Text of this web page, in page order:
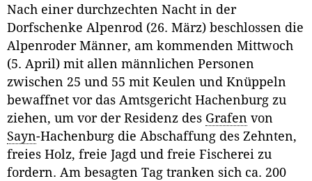
Nach einer durchzechten Nacht in der
Dorfschenke Alpenrod (26. März) beschlossen die
Alpenroder Männer, am kommenden Mittwoch
(5. April) mit allen männlichen Personen
zwischen 25 und 55 mit Keulen und Knüppeln
bewaffnet vor das Amtsgericht Hachenburg zu
ziehen, um vor der Residenz des Grafen von
Sayn-Hachenburg die Abschaffung des Zehnten,
freies Holz, freie Jagd und freie Fischerei zu
fordern. Am besagten Tag tranken sich ca. 200